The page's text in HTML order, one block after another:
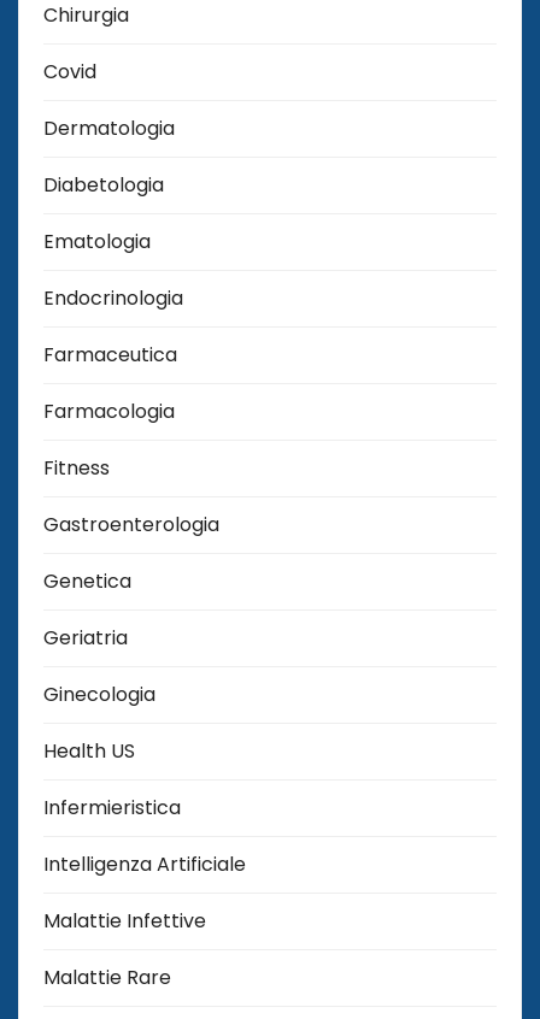
Chirurgia
Covid
Dermatologia
Diabetologia
Ematologia
Endocrinologia
Farmaceutica
Farmacologia
Fitness
Gastroenterologia
Genetica
Geriatria
Ginecologia
Health US
Infermieristica
Intelligenza Artificiale
Malattie Infettive
Malattie Rare